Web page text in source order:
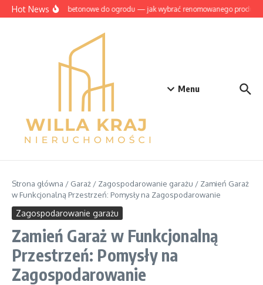
Przejdź do treści
Hot NewsSzamba betonowe do ogrodu — jak wybrać renomowanego
Menu
Strona główna / Garaż / Zagospodarowanie garażu / Zamień Garaż
w Funkcjonalną Przestrzeń: Pomysły na Zagospodarowanie
Zagospodarowanie garażu
Zamień Garaż w Funkcjonalną
Przestrzeń: Pomysły na
Zagospodarowanie